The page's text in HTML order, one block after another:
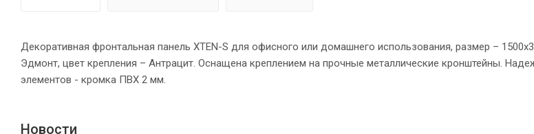
Декоративная фронтальная панель XTEN-S для офисного или домашнего использования, размер –
Эдмонт, цвет крепления – Антрацит. Оснащена креплением на прочные металлические кронштейны.
элементов - кромка ПВХ 2 мм.
Новости